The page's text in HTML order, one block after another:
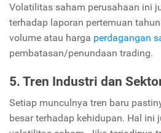
Volatilitas saham perusahaan ini
terhadap laporan pertemuan
volume atau harga perdagangan
pembatasan/penundaan trading.
5. Tren Industri dan
Setiap munculnya tren baru
besar terhadap kehidupan. Hal ini